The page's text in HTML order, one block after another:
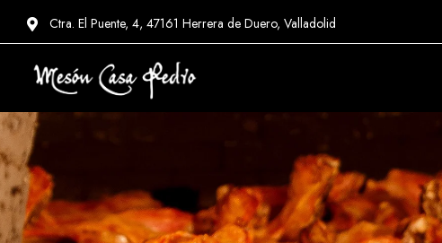
Ctra. El Puente, 4, 47161 Herrera de Duero, Valladolid